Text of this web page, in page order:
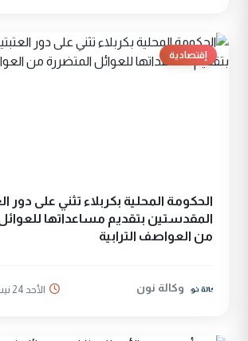
إقتصادية
الحكومة المحلية بكربلاء تثني على دور
المقدستين بتقديم مساعداتها
من العواصف الترابية
وكالة نون الأحد 24 نيسان 2011